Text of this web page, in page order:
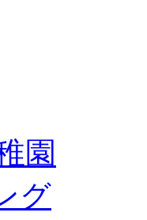
園
グ